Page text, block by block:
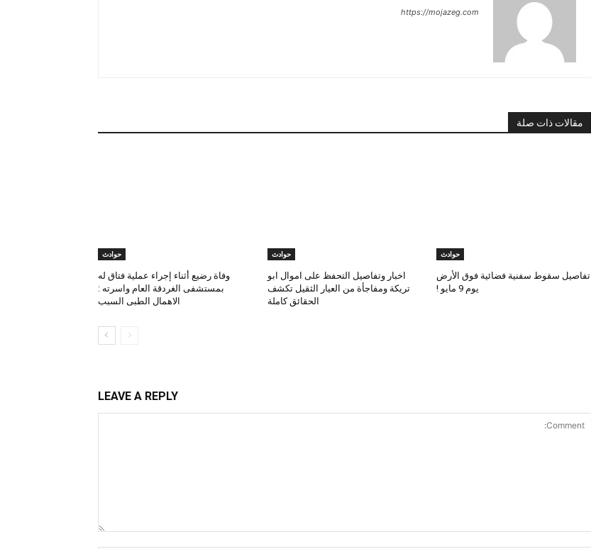
https://mojazeg.com
مقالات ذات صلة
حوادث
تفاصيل سقوط سفنية فضائية فوق الأرض
يوم 9 مايو !
حوادث
اخبار وتفاصيل التحفظ على اموال ابو
تريكة ومفاجأة من العيار الثقيل تكشف
الحقائق كاملة
حوادث
وفاة رضيع أثناء إجراء عملية فتاق له
بمستشفى الغردقة العام واسرته :
الاهمال الطبى السبب
LEAVE A REPLY